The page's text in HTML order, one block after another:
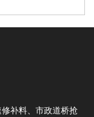
补料、市政道桥抢